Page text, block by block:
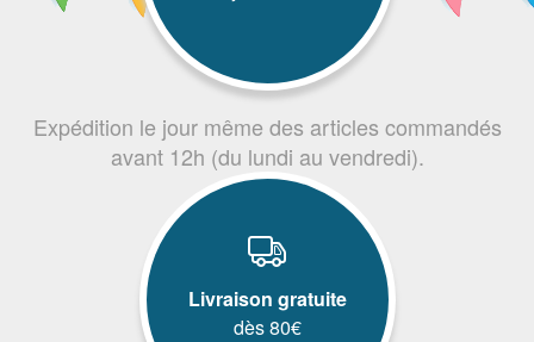
Expédition le jour même des articles commandés
avant 12h (du lundi au vendredi).
Livraison gratuite
dès 80€